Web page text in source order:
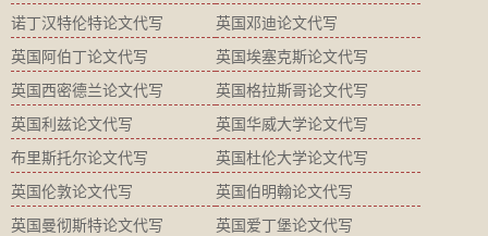
诺丁汉特伦特论文代写 英国邓迪论文代写
英国阿伯丁论文代写 英国埃塞克斯论文代写
英国西密德兰论文代写 英国格拉斯哥论文代写
英国利兹论文代写 英国华威大学论文代写
布里斯托尔论文代写 英国杜伦大学论文代写
英国伦敦论文代写 英国伯明翰论文代写
英国曼彻斯特论文代写 英国爱丁堡论文代写